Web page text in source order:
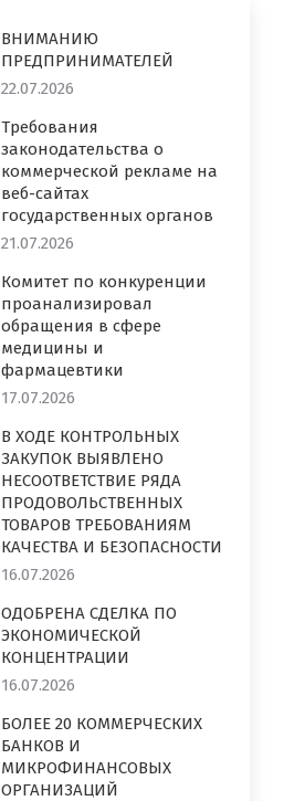
ВНИМАНИЮ
ПРЕДПРИНИМАТЕЛЕЙ
22.07.2026
Требования
законодательства о
коммерческой рекламе на
веб-сайтах
государственных органов
21.07.2026
Комитет по конкуренции
проанализировал
обращения в сфере
медицины и
фармацевтики
17.07.2026
В ХОДЕ КОНТРОЛЬНЫХ
ЗАКУПОК ВЫЯВЛЕНО
НЕСООТВЕТСТВИЕ РЯДА
ПРОДОВОЛЬСТВЕННЫХ
ТОВАРОВ ТРЕБОВАНИЯМ
КАЧЕСТВА И БЕЗОПАСНОСТИ
16.07.2026
ОДОБРЕНА СДЕЛКА ПО
ЭКОНОМИЧЕСКОЙ
КОНЦЕНТРАЦИИ
16.07.2026
БОЛЕЕ 20 КОММЕРЧЕСКИХ
БАНКОВ И
МИКРОФИНАНСОВЫХ
ОРГАНИЗАЦИЙ